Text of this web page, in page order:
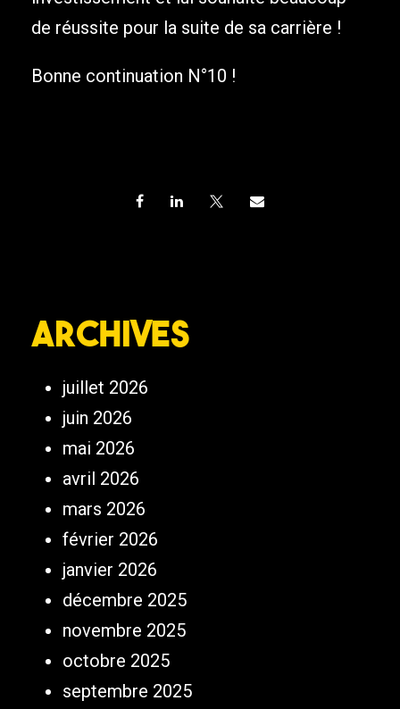
de réussite pour la suite de sa carrière !
Bonne continuation N°10 !
Archives
juillet 2026
juin 2026
mai 2026
avril 2026
mars 2026
février 2026
janvier 2026
décembre 2025
novembre 2025
octobre 2025
septembre 2025